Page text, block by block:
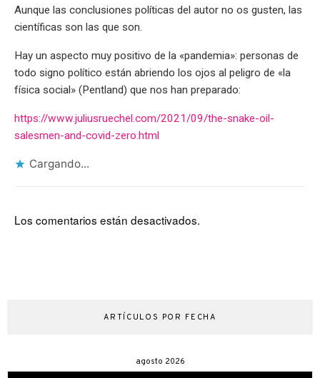
Aunque las conclusiones políticas del autor no os gusten, las
científicas son las que son.
Hay un aspecto muy positivo de la «pandemia»: personas de
todo signo político están abriendo los ojos al peligro de «la
física social» (Pentland) que nos han preparado:
https://www.juliusruechel.com/2021/09/the-snake-oil-
salesmen-and-covid-zero.html
Cargando...
Los comentarios están desactivados.
ARTÍCULOS POR FECHA
agosto 2026